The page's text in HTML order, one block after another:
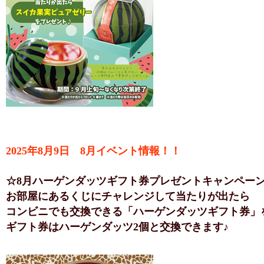
2025年8月9日 8月イベント情報！！
☆8月ハーゲンダッツギフト券プレゼントキャンペー
お部屋にあるくじにチャレンジして当たりが出たら
コンビニでも交換できる「ハーゲンダッツギフト券」
ギフト券はハーゲンダッツ2個と交換できます♪